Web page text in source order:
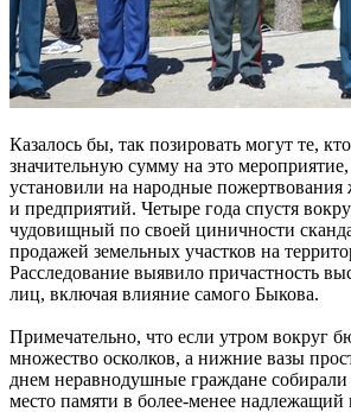
Казалось бы, так позировать могут те,
значительную сумму на это
установили на народные пожертвования
и предприятий. Четыре года спустя
чудовищный по своей циничности
продажей земельных участков на
Расследование выявило причастность
лиц, включая влияние самого Быкова.
Примечательно, что если утром вокруг
множество осколков, а нижние вазы
днем неравнодушные граждане
место памяти в более-менее надлежащий